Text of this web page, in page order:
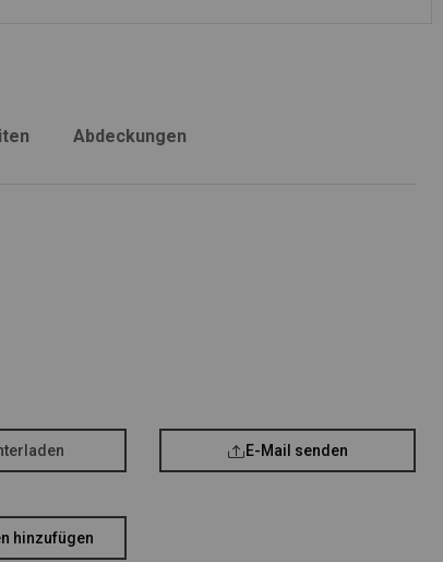
Abdeckungen
E-Mail senden
hinzufügen